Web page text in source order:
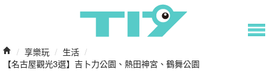
/ 享樂玩 / 生活 /
【名古屋觀光3選】吉卜力公園、熱田神宮、鶴舞公園